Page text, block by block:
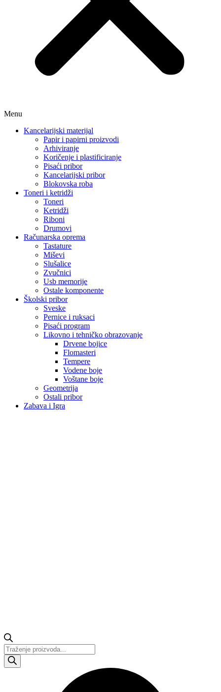
Menu
Kancelarijski materijal
Papir i papirni proizvodi
Arhiviranje
Koričenje i plastificiranje
Pisaći pribor
Kancelarijski pribor
Blokovska roba
Toneri i ketridži
Toneri
Ketridži
Riboni
Drumovi
Računarska oprema
Tastature
Miševi
Slušalice
Zvučnici
Usb memorije
Ostale komponente
Školski pribor
Sveske
Pernice i ruksaci
Pisaći program
Likovno i tehničko obrazovanje
Drvene bojice
Flomasteri
Tempere
Vodene boje
Voštane boje
Geometrija
Ostali pribor
Zabava i Igra
Products
search